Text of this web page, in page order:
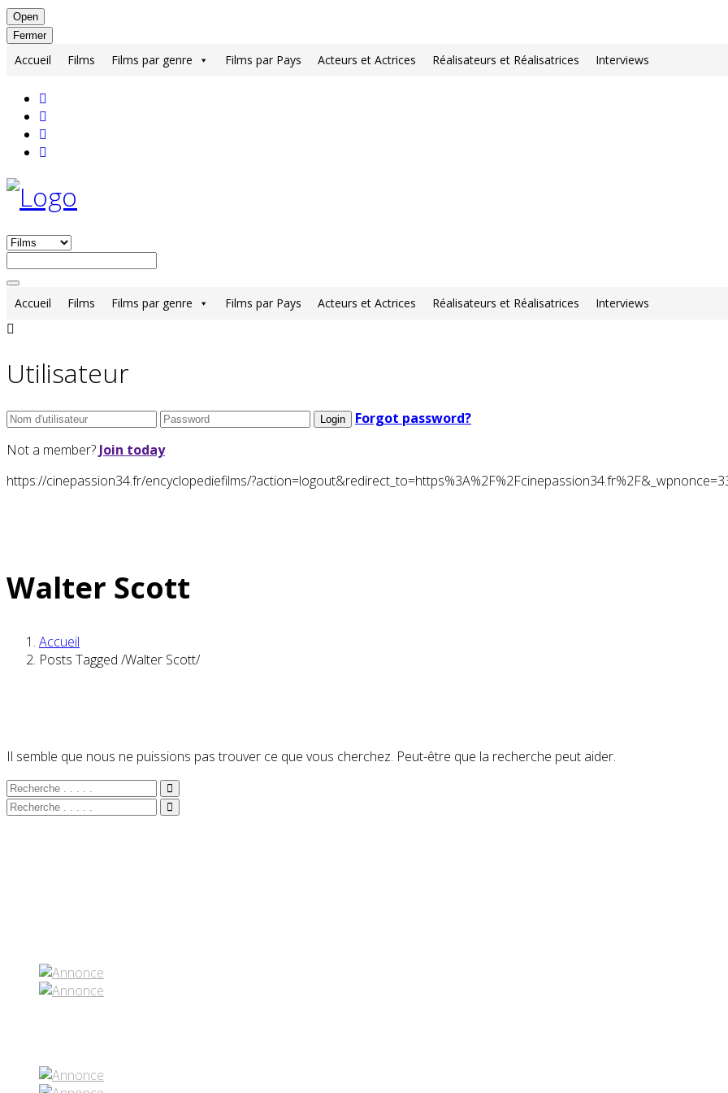
Open
Fermer
Accueil Films Films par genre Films par Pays Acteurs et Actrices Réalisateurs et Réalisatrices Interviews
Accueil Films Films par genre Films par Pays Acteurs et Actrices Réalisateurs et Réalisatrices Interviews
Utilisateur
Forgot password?
Not a member? Join today
https://cinepassion34.fr/encyclopediefilms/
Walter Scott
Accueil
Posts Tagged /Walter Scott/
Il semble que nous ne puissions pas trouver ce que vous cherchez. Peut-être que la recherche peut aider.